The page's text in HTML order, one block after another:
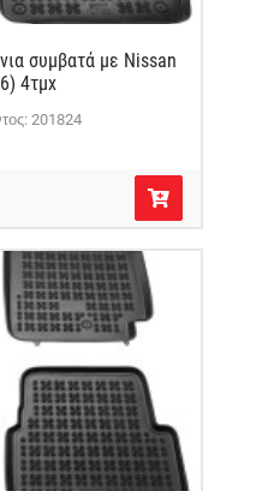
συμβατά με Nissan
4τμχ
201824